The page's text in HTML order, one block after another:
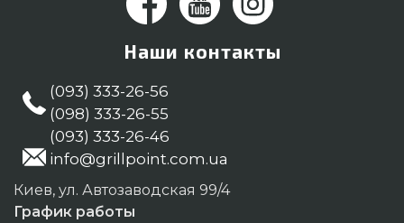
Наши контакты
(093) 333-26-56
(098) 333-26-55
(093) 333-26-46
info@grillpoint.com.ua
Киев, ул. Автозаводская 99/4
График работы